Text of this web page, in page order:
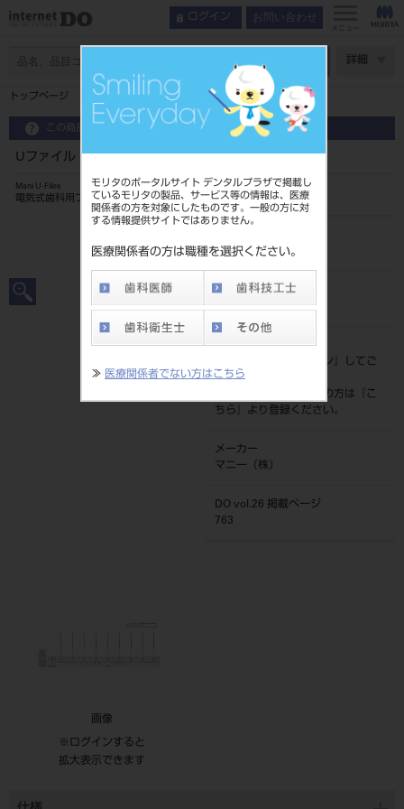
モリタのポータルサイト デンタルプラザで掲載し
ているモリタの製品、サービス等の情報は、医療
関係者の方を対象にしたものです。一般の方に対
する情報提供サイトではありません。
医療関係者の方は職種を選択ください。
≫ 医療関係者でない方はこちら
ログイン お問い合わせ
メニュー
詳細
トップページ Uファイル 33mm 6入 ＃25
この商品に関するお問い合わせ
Uファイル 33mm 6入 ＃25
Mani U-Files
電気式歯科用ファイル
20239013525
JAN/EANコード
標準価格
ログイン
』してご
覧ください。
ネット会員登録がまだの方は『
こ
ちら
』より登録ください。
メーカー
マニー（株）
DO vol.26 掲載ページ
763
画像
※ログインすると
拡大表示できます